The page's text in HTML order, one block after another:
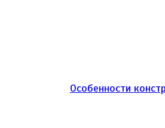
Особенности